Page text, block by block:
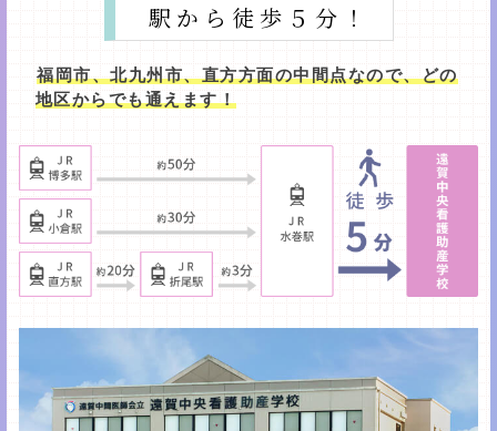
駅から徒歩５分！
福岡市、北九州市、直方方面の中間点なので、どの
地区からでも通えます！